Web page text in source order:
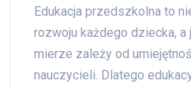
Edukacja przedszkolna to
rozwoju każdego dziecka, a
mierze zależy od
nauczycieli. Dlatego